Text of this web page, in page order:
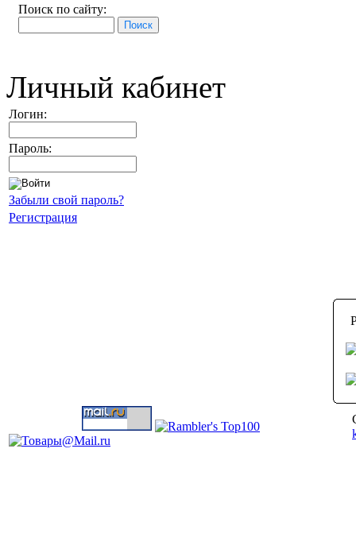
Поиск по сайту:
Личный кабинет
Логин:
Пароль:
Забыли свой пароль?
Регистрация